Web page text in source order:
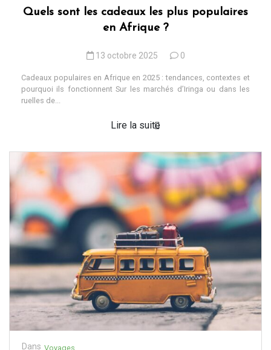
Quels sont les cadeaux les plus populaires
en Afrique ?
13 octobre 2025 0
Cadeaux populaires en Afrique en 2025 : tendances, contextes et
pourquoi ils fonctionnent Sur les marchés d’Iringa ou dans les
ruelles de...
Lire la suite
Dans Voyages